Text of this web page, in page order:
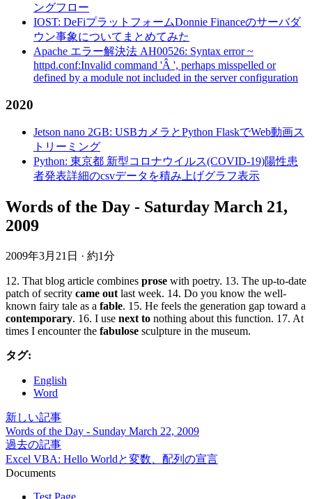
ングフロー
IOST: DeFiプラットフォームDonnie Financeのサーバダ
ウン事象についてまとめてみた
Apache エラー解決法 AH00526: Syntax error ~
httpd.conf:Invalid command 'Â ', perhaps misspelled or
defined by a module not included in the server configuration
2020
Jetson nano 2GB: USBカメラとPython FlaskでWeb動画ス
トリーミング
Python: 東京都 新型コロナウイルス(COVID-19)陽性患
者発表詳細のcsvデータを積み上げグラフ表示
Words of the Day - Saturday March 21,
2009
2009年3月21日 · 約1分
12. That blog article combines prose with poetry. 13. The up-to-date
patch of secrity came out last week. 14. Do you know the well-
known fairy tale as a fable. 15. He feels the generation gap toward a
contemporary. 16. I use next to nothing about this function. 17. At
times I encounter the fabulose sculpture in the museum.
タグ:
English
Word
新しい記事
Words of the Day - Sunday March 22, 2009
過去の記事
Excel VBA: Hello Worldと変数、配列の宣言
Documents